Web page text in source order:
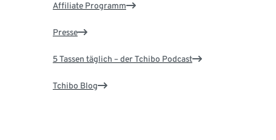
Affiliate Programm
Presse
5 Tassen täglich – der Tchibo Podcast
Tchibo Blog